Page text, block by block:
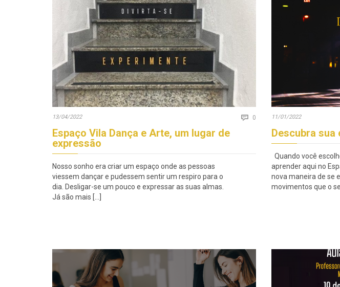
13/04/2022  0Comments
Espaço Vila Dança e Arte, um lugar de
expressão
Nosso sonho era criar um espaço onde as pessoas
viessem dançar e pudessem sentir um respiro para o
dia. Desligar-se um pouco e expressar as suas almas.
Já são mais […]
11/01/2022
Descubra sua
Quando você
aprender aqui no
nova maneira de se
movimentos que o